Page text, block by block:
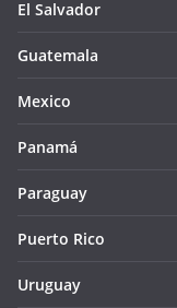
El Salvador
Guatemala
Mexico
Panamá
Paraguay
Puerto Rico
Uruguay